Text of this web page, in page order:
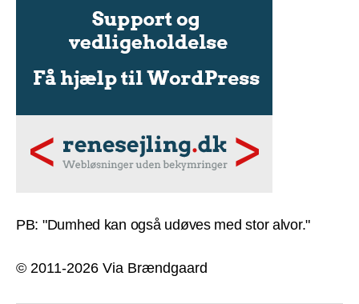
PB: "Dumhed kan også udøves med stor alvor."
© 2011-2026 Via Brændgaard